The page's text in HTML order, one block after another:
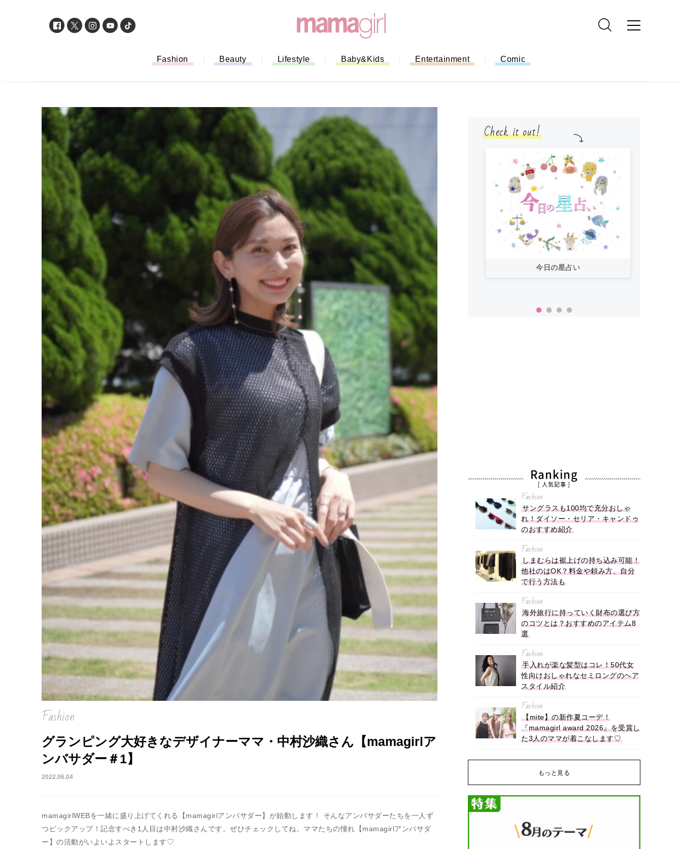
Fashion Beauty Lifestyle Baby&Kids Entertainment Comic
Fashion
グランピング大好きなデザイナーママ・中村沙織さん【mamagirlア
ンバサダー＃1】
2022.06.04
mamagirlWEBを一緒に盛り上げてくれる【mamagirlアンバサダー】が始動します！ そんなアンバサダーたちを一人ず
つピックアップ！記念すべき1人目は中村沙織さんです。ぜひチェックしてね。ママたちの憧れ【mamagirlアンバサダ
ー】の活動がいよいよスタートします♡
Check it out!
「もう行列に並ばない！」ミスドのモ
バイルオーダー完全ガイド｜支払い方
法から受け取り方までネットオーダー
を徹底解説
今日の星占い
Ranking
[ 人気記事 ]
Fashion
サングラスも100均で充分おしゃ
れ！ダイソー・セリア・キャンドゥ
のおすすめ紹介
Fashion
しまむらは裾上げの持ち込み可能！
他社のはOK？料金や頼み方、自分
で行う方法も
Fashion
海外旅行に持っていく財布の選び方
のコツとは？おすすめのアイテム8
選
Fashion
手入れが楽な髪型はコレ！50代女
性向けおしゃれなセミロングのヘア
スタイル紹介
Fashion
【mite】の新作夏コーデ！
『mamagirl award 2026』を受賞し
た3人のママが着こなします♡
もっと見る